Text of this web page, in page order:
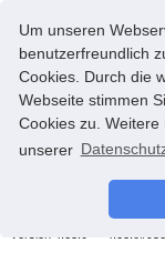
Um unseren
benutzerfreundlich
Cookies. Durch die
Webseite stimmen
Cookies zu.
unserer
© 2008-2026